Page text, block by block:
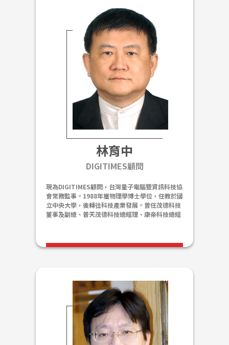
研究領域包括半導體市場、顯示器產業以及新興科
技趨勢，相信科技是推動人類社會進步的一大動
林育中
DIGITIMES顧問
現為DIGITIMES顧問，台灣量子電腦暨資訊科技協
會常務監事。1988年獲物理學博士學位，任教於國
立中央大學，後轉往科技產業發展。曾任茂德科技
董事及副總、普天茂德科技總經理、康帝科技總經
業協會監事、監事長。